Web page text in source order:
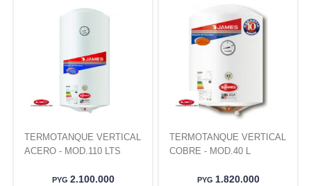
TERMOTANQUE VERTICAL
ACERO - MOD.110 LTS
PYG 2.100.000
TERMOTANQUE VERTICAL
COBRE - MOD.40 L
PYG 1.820.000